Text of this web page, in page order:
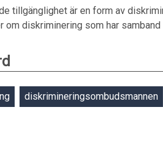
tillgänglighet är en form av
om diskriminering som har
diskrimineringsombudsmannen